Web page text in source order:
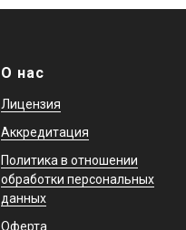
О нас
Лицензия
Аккредитация
Политика в отношении
обработки персональных
данных
Оферта